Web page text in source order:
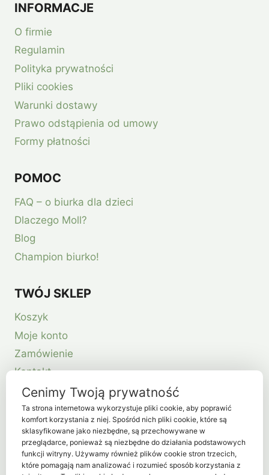
INFORMACJE
O firmie
Regulamin
Polityka prywatności
Pliki cookies
Warunki dostawy
Prawo odstąpienia od umowy
Formy płatności
POMOC
FAQ – o biurka dla dzieci
Dlaczego Moll?
Blog
Champion biurko!
TWÓJ SKLEP
Koszyk
Moje konto
Zamówienie
Kontakt
Cenimy Twoją prywatność
Ta strona internetowa wykorzystuje pliki cookie, aby poprawić
komfort korzystania z niej. Spośród nich pliki cookie, które są
sklasyfikowane jako niezbędne, są przechowywane w
przeglądarce, ponieważ są niezbędne do działania podstawowych
funkcji witryny. Używamy również plików cookie stron trzecich,
które pomagają nam analizować i rozumieć sposób korzystania z